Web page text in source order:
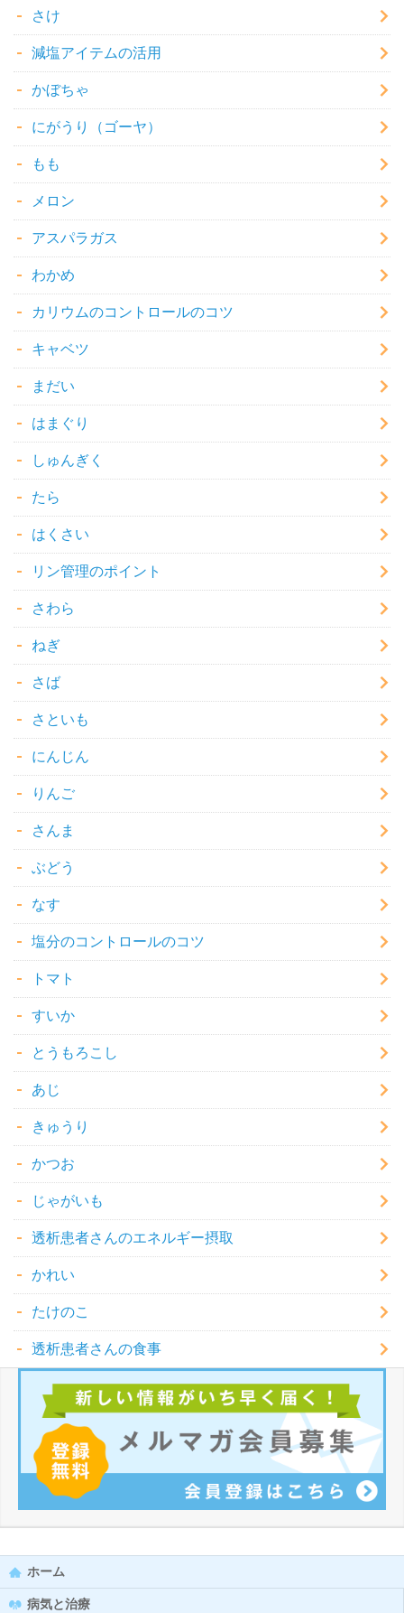
さけ
減塩アイテムの活用
かぼちゃ
にがうり（ゴーヤ）
もも
メロン
アスパラガス
わかめ
カリウムのコントロールのコツ
キャベツ
まだい
はまぐり
しゅんぎく
たら
はくさい
リン管理のポイント
さわら
ねぎ
さば
さといも
にんじん
りんご
さんま
ぶどう
なす
塩分のコントロールのコツ
トマト
すいか
とうもろこし
あじ
きゅうり
かつお
じゃがいも
透析患者さんのエネルギー摂取
かれい
たけのこ
透析患者さんの食事
ホーム
病気と治療